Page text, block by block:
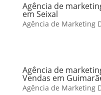
Agência de
em Seixal
Agência de Marketing
Agência de
Vendas em
Agência de Marketing